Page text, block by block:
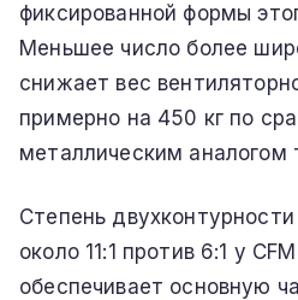
фиксированной формы
Меньшее число более
снижает вес
примерно на 450 кг по
металлическим аналогом
Степень двухконтурности
около 11:1 против 6:1 у
обеспечивает основную